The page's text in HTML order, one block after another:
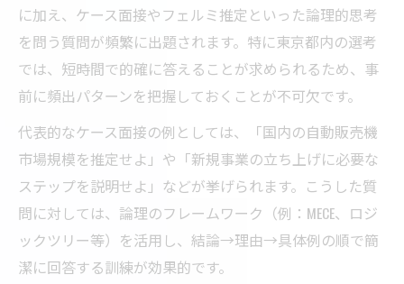
に加え、ケース面接やフェルミ推定といった論理的思考
を問う質問が頻繁に出題されます。特に東京都内の選考
では、短時間で的確に答えることが求められるため、事
前に頻出パターンを把握しておくことが不可欠です。
代表的なケース面接の例としては、「国内の自動販売機
市場規模を推定せよ」や「新規事業の立ち上げに必要な
ステップを説明せよ」などが挙げられます。こうした質
問に対しては、論理のフレームワーク（例：MECE、ロジ
ックツリー等）を活用し、結論→理由→具体例の順で簡
潔に回答する訓練が効果的です。